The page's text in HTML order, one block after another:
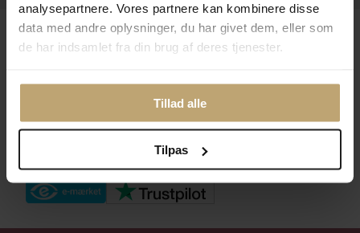
analysepartnere. Vores partnere kan kombinere disse
data med andre oplysninger, du har givet dem, eller som
de har indsamlet fra din brug af deres tjenester.
Tillad alle
Tilpas
Leveringsmuligheder
Betalingsmuligheder
Sikker Og Tryg E-Handel